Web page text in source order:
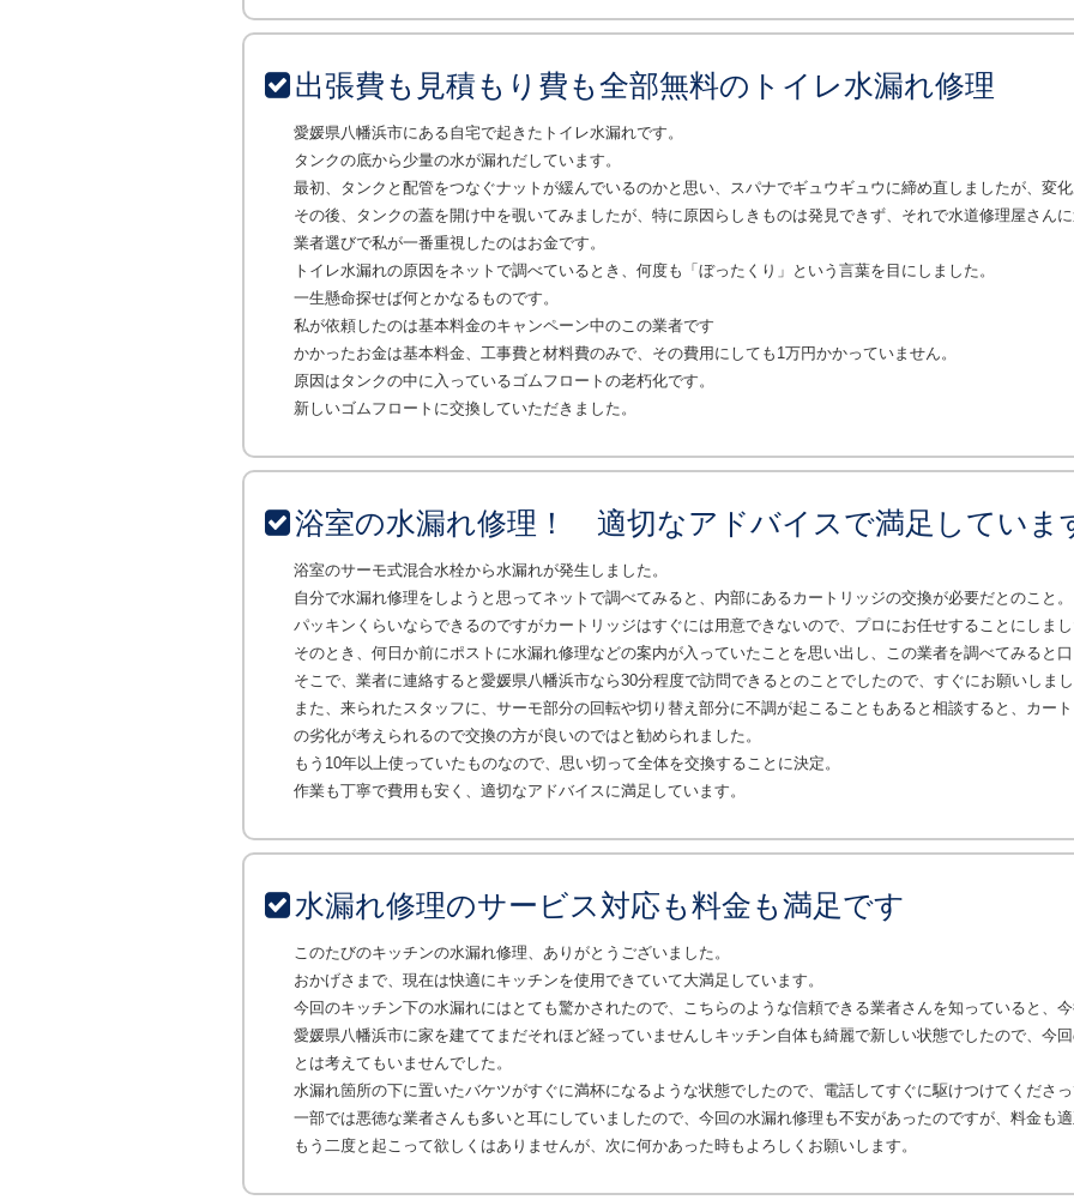
出張費も見積もり費も全部無料のトイレ水漏れ修理
愛媛県八幡浜市にある自宅で起きたトイレ水漏れです。
タンクの底から少量の水が漏れだしています。
最初、タンクと配管をつなぐナットが緩んでいるのかと思い、スパナでギュウギュウに締め直しましたが、変
その後、タンクの蓋を開け中を覗いてみましたが、特に原因らしきものは発見できず、それで水道修理屋さん
業者選びで私が一番重視したのはお金です。
トイレ水漏れの原因をネットで調べているとき、何度も「ぼったくり」という言葉を目にしました。
一生懸命探せば何とかなるものです。
私が依頼したのは基本料金のキャンペーン中のこの業者です
かかったお金は基本料金、工事費と材料費のみで、その費用にしても1万円かかっていません。
原因はタンクの中に入っているゴムフロートの老朽化です。
新しいゴムフロートに交換していただきました。
浴室の水漏れ修理！ 適切なアドバイスで満足していま
浴室のサーモ式混合水栓から水漏れが発生しました。
自分で水漏れ修理をしようと思ってネットで調べてみると、内部にあるカートリッジの交換が必要だとのこと。
パッキンくらいならできるのですがカートリッジはすぐには用意できないので、プロにお任せすることにしま
そのとき、何日か前にポストに水漏れ修理などの案内が入っていたことを思い出し、この業者を調べてみると
そこで、業者に連絡すると愛媛県八幡浜市なら30分程度で訪問できるとのことでしたので、すぐにお願いしま
また、来られたスタッフに、サーモ部分の回転や切り替え部分に不調が起こることもあると相談すると、カー
の劣化が考えられるので交換の方が良いのではと勧められました。
もう10年以上使っていたものなので、思い切って全体を交換することに決定。
作業も丁寧で費用も安く、適切なアドバイスに満足しています。
水漏れ修理のサービス対応も料金も満足です
このたびのキッチンの水漏れ修理、ありがとうございました。
おかげさまで、現在は快適にキッチンを使用できていて大満足しています。
今回のキッチン下の水漏れにはとても驚かされたので、こちらのような信頼できる業者さんを知っていると、
愛媛県八幡浜市に家を建ててまだそれほど経っていませんしキッチン自体も綺麗で新しい状態でしたので、今
とは考えてもいませんでした。
水漏れ箇所の下に置いたバケツがすぐに満杯になるような状態でしたので、電話してすぐに駆けつけてくださ
一部では悪徳な業者さんも多いと耳にしていましたので、今回の水漏れ修理も不安があったのですが、料金も
もう二度と起こって欲しくはありませんが、次に何かあった時もよろしくお願いします。